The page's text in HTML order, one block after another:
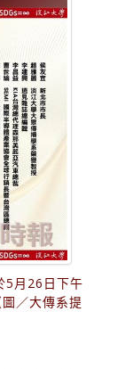
5月26日下午
／大傳系提